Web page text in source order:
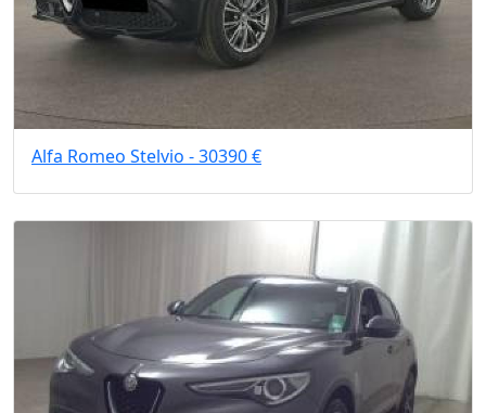
Alfa Romeo Stelvio - 30390 €